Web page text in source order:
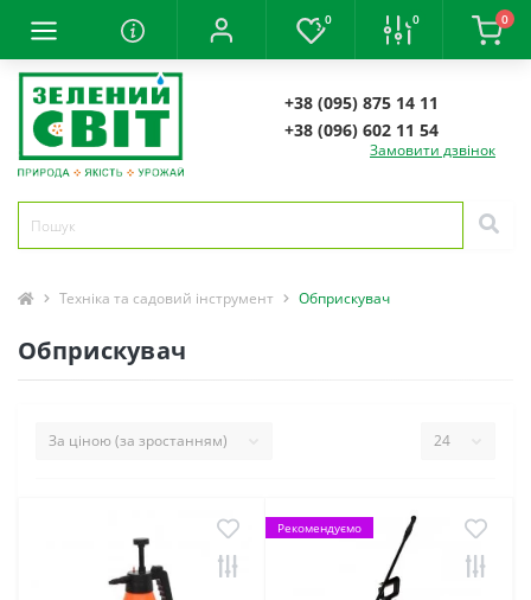
0 0 0
+38 (095) 875 14 11
+38 (096) 602 11 54
Замовити дзвінок
Техніка та садовий інструмент Обприскувач
Обприскувач
Рекомендуємо